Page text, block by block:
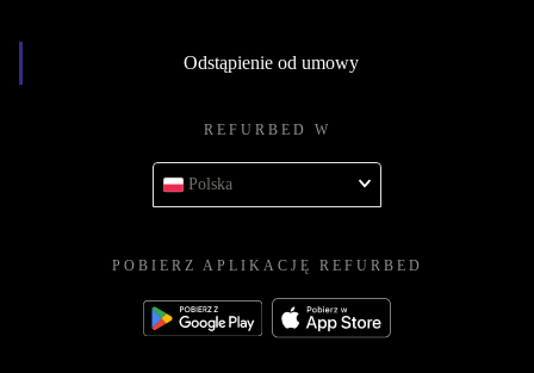
Odstąpienie od umowy
REFURBED W
Polska
POBIERZ APLIKACJĘ REFURBED